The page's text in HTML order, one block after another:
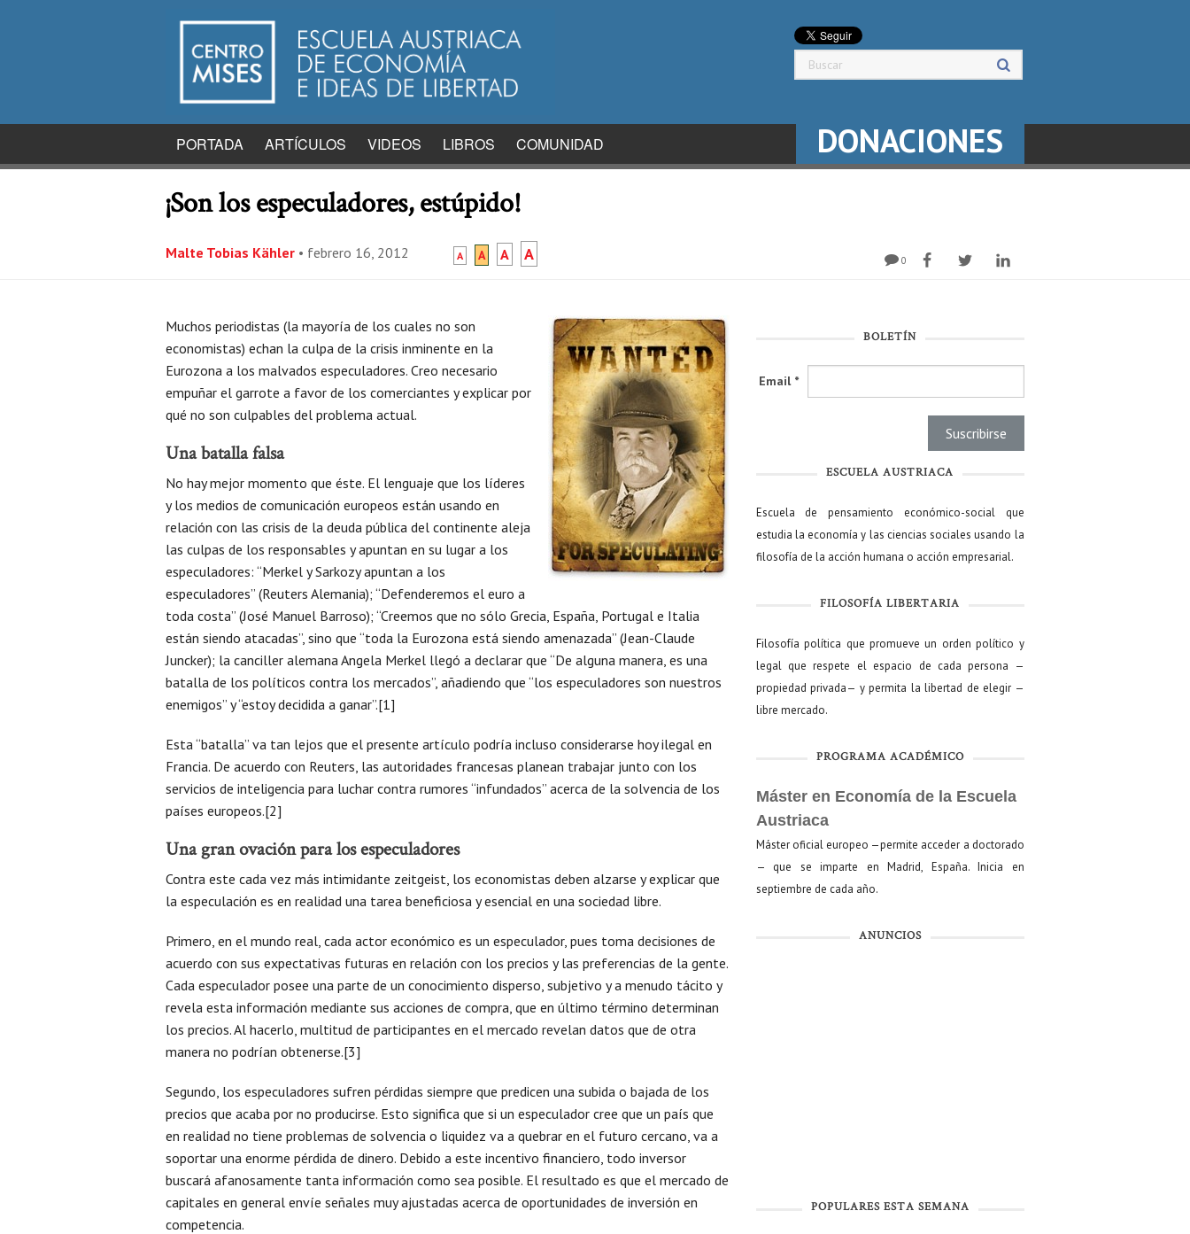
PORTADA ARTÍCULOS VIDEOS LIBROS COMUNIDAD DONACIONES
¡Son los especuladores, estúpido!
Malte Tobias Kähler • febrero 16, 2012 A A A A 0
Muchos periodistas (la mayoría de los cuales no son
economistas) echan la culpa de la crisis inminente en la
Eurozona a los malvados especuladores. Creo necesario
empuñar el garrote a favor de los comerciantes y explicar por
qué no son culpables del problema actual.
Una batalla falsa
No hay mejor momento que éste. El lenguaje que los líderes
y los medios de comunicación europeos están usando en
relación con las crisis de la deuda pública del continente aleja
las culpas de los responsables y apuntan en su lugar a los
especuladores: “Merkel y Sarkozy apuntan a los
especuladores” (Reuters Alemania); “Defenderemos el euro a
toda costa” (José Manuel Barroso); “Creemos que no sólo Grecia, España, Portugal e Italia
están siendo atacadas”, sino que “toda la Eurozona está siendo amenazada” (Jean-Claude
Juncker); la canciller alemana Angela Merkel llegó a declarar que “De alguna manera, es una
batalla de los políticos contra los mercados”, añadiendo que “los especuladores son nuestros
enemigos” y “estoy decidida a ganar”.[1]
Esta “batalla” va tan lejos que el presente artículo podría incluso considerarse hoy ilegal en
Francia. De acuerdo con Reuters, las autoridades francesas planean trabajar junto con los
servicios de inteligencia para luchar contra rumores “infundados” acerca de la solvencia de los
países europeos.[2]
Una gran ovación para los especuladores
Contra este cada vez más intimidante zeitgeist, los economistas deben alzarse y explicar que
la especulación es en realidad una tarea beneficiosa y esencial en una sociedad libre.
Primero, en el mundo real, cada actor económico es un especulador, pues toma decisiones de
acuerdo con sus expectativas futuras en relación con los precios y las preferencias de la gente.
Cada especulador posee una parte de un conocimiento disperso, subjetivo y a menudo tácito y
revela esta información mediante sus acciones de compra, que en último término determinan
los precios. Al hacerlo, multitud de participantes en el mercado revelan datos que de otra
manera no podrían obtenerse.[3]
Segundo, los especuladores sufren pérdidas siempre que predicen una subida o bajada de los
precios que acaba por no producirse. Esto significa que si un especulador cree que un país que
en realidad no tiene problemas de solvencia o liquidez va a quebrar en el futuro cercano, va a
soportar una enorme pérdida de dinero. Debido a este incentivo financiero, todo inversor
buscará afanosamente tanta información como sea posible. El resultado es que el mercado de
capitales en general envíe señales muy ajustadas acerca de oportunidades de inversión en
competencia.
BOLETÍN
Email *
ESCUELA AUSTRIACA
Escuela de pensamiento económico-social que
estudia la economía y las ciencias sociales usando la
filosofía de la acción humana o acción empresarial.
FILOSOFÍA LIBERTARIA
Filosofía política que promueve un orden político y
legal que respete el espacio de cada persona —
propiedad privada— y permita la libertad de elegir —
libre mercado.
PROGRAMA ACADÉMICO
Máster en Economía de la Escuela
Austriaca
Máster oficial europeo —permite acceder a doctorado
— que se imparte en Madrid, España. Inicia en
septiembre de cada año.
ANUNCIOS
POPULARES ESTA SEMANA